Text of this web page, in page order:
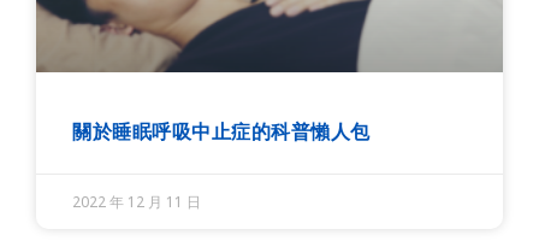
關於睡眠呼吸中止症的科普懶人包
2022 年 12 月 11 日